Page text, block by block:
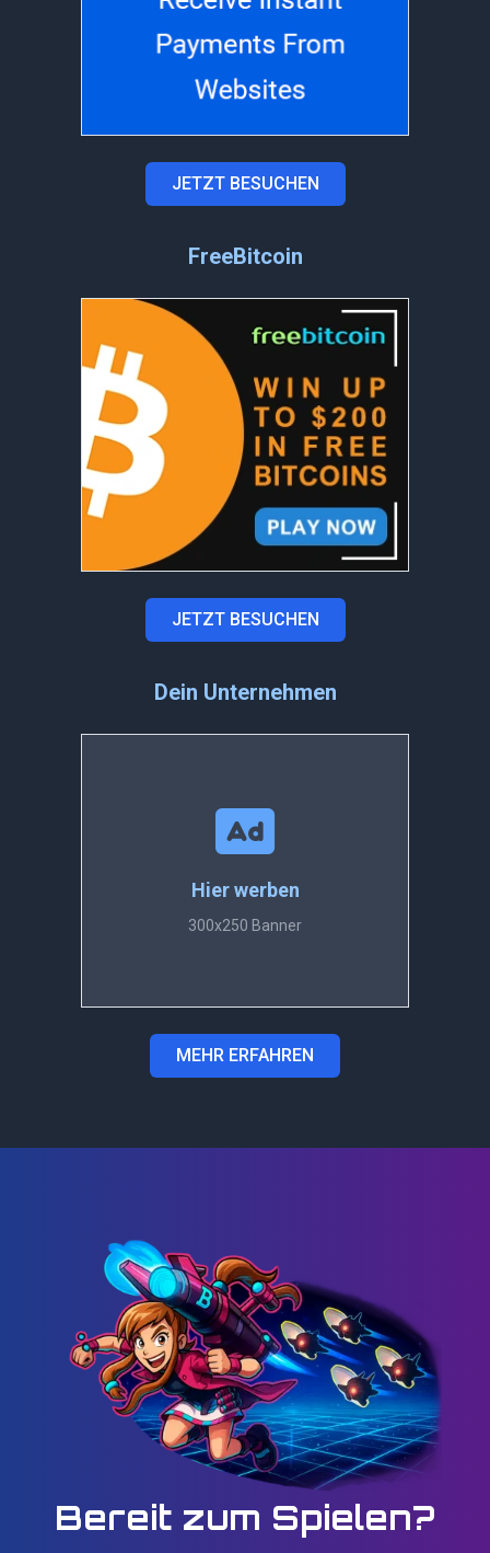
JETZT BESUCHEN
FreeBitcoin
JETZT BESUCHEN
Dein Unternehmen
Hier werben
300x250 Banner
MEHR ERFAHREN
Bereit zum Spielen?